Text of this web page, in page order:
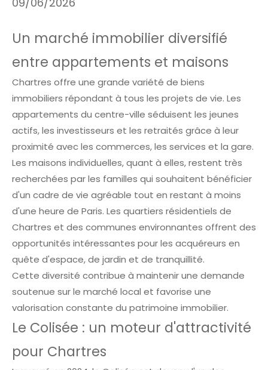
Un marché immobilier diversifié
entre appartements et maisons
Chartres offre une grande variété de biens
immobiliers répondant à tous les projets de vie. Les
appartements du centre-ville séduisent les jeunes
actifs, les investisseurs et les retraités grâce à leur
proximité avec les commerces, les services et la gare.
Les maisons individuelles, quant à elles, restent très
recherchées par les familles qui souhaitent bénéficier
d'un cadre de vie agréable tout en restant à moins
d'une heure de Paris. Les quartiers résidentiels de
Chartres et des communes environnantes offrent des
opportunités intéressantes pour les acquéreurs en
quête d'espace, de jardin et de tranquillité.
Cette diversité contribue à maintenir une demande
soutenue sur le marché local et favorise une
valorisation constante du patrimoine immobilier.
Le Colisée : un moteur d'attractivité
pour Chartres